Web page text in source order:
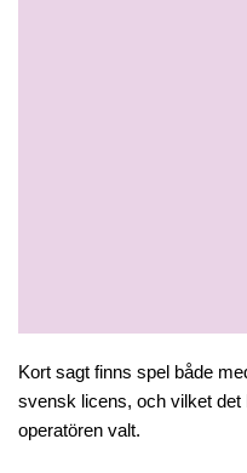
Kort sagt finns spel både
svensk licens, och vilket
operatören valt.